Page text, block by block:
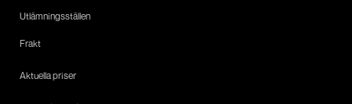
Utlämningsställen
Frakt
Aktuella priser